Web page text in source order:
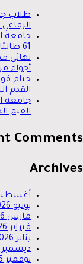
طلاب
الرفاعي
جامعة
61 طالبًا في أجواء إيمانية مميزة
نهائي
أجواء
ختام
القدم
جامعة
القيم
Comments
Archives
أغسطس
يونيو 2026
مارس 2026
فبراير 2026
يناير 2026
ديسمبر
نوفمبر 2025